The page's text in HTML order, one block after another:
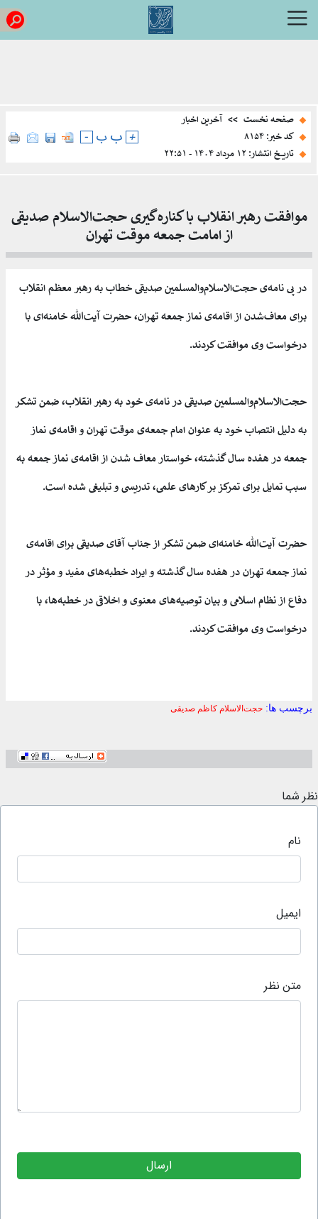
صفحه نخست >> آخرین اخبار
کد خبر: ۸۱۵۴
تاریخ انتشار: ۱۲ مرداد ۱۴۰۴ - ۲۲:۵۱
- ب ب +
موافقت رهبر انقلاب با کناره‌گیری حجت‌الاسلام صدیقی
از امامت جمعه موقت تهران
در پی نامه‌ی حجت‌الاسلام‌والمسلمین صدیقی خطاب به رهبر معظم انقلاب
برای معاف‌شدن از اقامه‌ی نماز جمعه تهران، حضرت آیت‌الله خامنه‌ای با
درخواست وی موافقت کردند.
حجت‌الاسلام‌والمسلمین صدیقی در نامه‌ی خود به رهبر انقلاب، ضمن تشکر
به دلیل انتصاب خود به عنوان امام جمعه‌ی موقت تهران و اقامه‌ی نماز
جمعه در هفده سال گذشته، خواستار معاف شدن از اقامه‌ی نماز جمعه به
سبب تمایل برای تمرکز بر کارهای علمی، تدریسی و تبلیغی شده است.
حضرت آیت‌الله خامنه‌ای ضمن تشکر از جناب آقای صدیقی برای اقامه‌ی
نماز جمعه تهران در هفده سال گذشته و ایراد خطبه‌های مفید و مؤثر در
دفاع از نظام اسلامی و بیان توصیه‌های معنوی و اخلاقی در خطبه‌ها، با
درخواست وی موافقت کردند.
برچسب ها: حجت‌الاسلام کاظم صدیقی
نظر شما
نام
ایمیل
متن نظر